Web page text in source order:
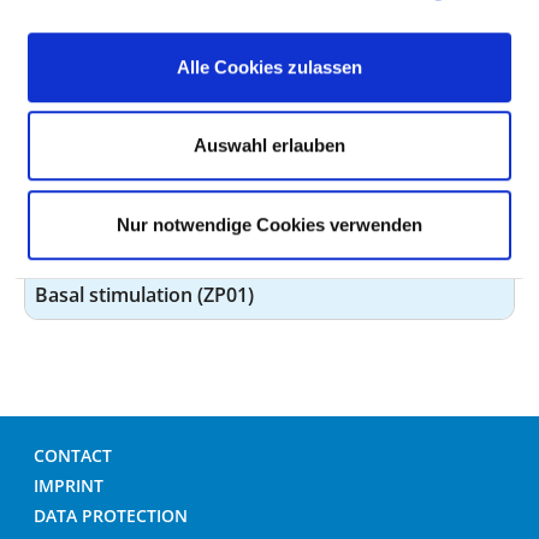
Alle Cookies zulassen
Auswahl erlauben
Nur notwendige Cookies verwenden
Stoma management (ZP15)
Quality management (ZP13)
Kinaesthetics (ZP08)
Breastfeeding and lactation consultation (ZP28)
z. B Still- und Laktationsberater (IBCLC)
Basal stimulation (ZP01)
CONTACT
IMPRINT
DATA PROTECTION